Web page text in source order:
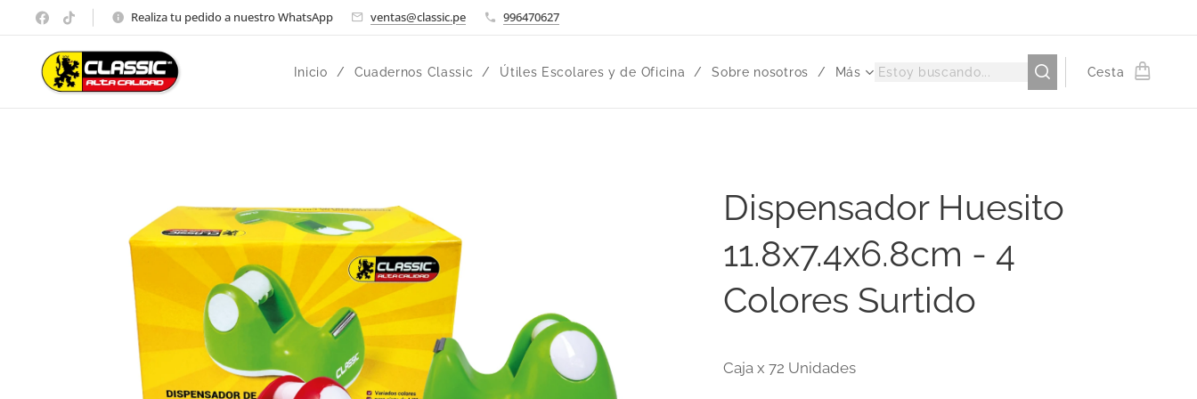
Realiza tu pedido a nuestro WhatsApp ventas@classic.pe 996470627
Inicio Cuadernos Classic Útiles Escolares y de Oficina Sobre nosotros Más Cesta
Dispensador Huesito
11.8x7.4x6.8cm - 4
Colores Surtido
Caja x 72 Unidades